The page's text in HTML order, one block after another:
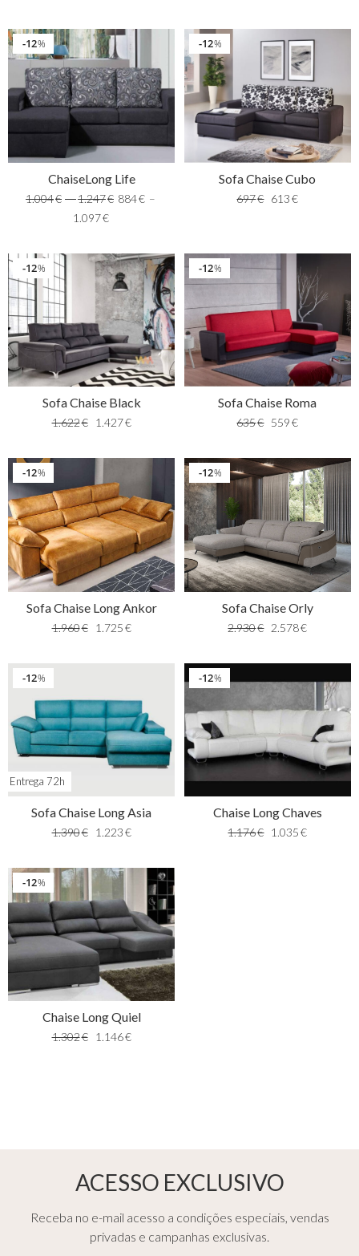
%
12
ChaiseLong Life
1.004€ –1.247€ 884€ –
1.097€
%
12
Sofa Chaise Cubo
697€ 613 €
%
12
Sofa Chaise Black
1.622€ 1.427€
%
12
Sofa Chaise Roma
635€ 559 €
%
12
Sofa Chaise Long Ankor
1.960€ 1.725€
%
12
Sofa Chaise Orly
2.930€ 2.578€
Entrega 72h
%
12
Sofa Chaise Long Asia
1.390€ 1.223€
%
12
Chaise Long Chaves
1.176€ 1.035 €
%
12
Chaise Long Quiel
1.302€ 1.146€
ACESSO EXCLUSIVO
Receba no e-mail acesso a condições especiais, vendas
privadas e campanhas exclusivas.